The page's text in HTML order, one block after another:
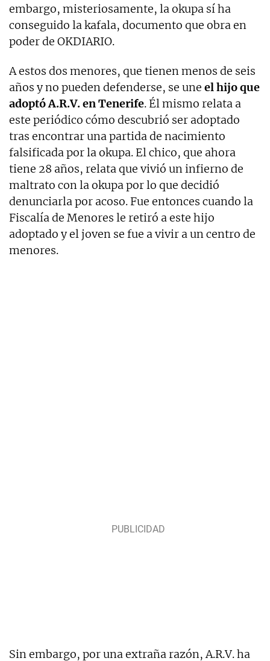
embargo, misteriosamente, la okupa sí ha
conseguido la kafala, documento que obra en
poder de OKDIARIO.
A estos dos menores, que tienen menos de seis
años y no pueden defenderse, se une el hijo que
adoptó A.R.V. en Tenerife. Él mismo relata a
este periódico cómo descubrió ser adoptado
tras encontrar una partida de nacimiento
falsificada por la okupa. El chico, que ahora
tiene 28 años, relata que vivió un infierno de
maltrato con la okupa por lo que decidió
denunciarla por acoso. Fue entonces cuando la
Fiscalía de Menores le retiró a este hijo
adoptado y el joven se fue a vivir a un centro de
menores.
Sin embargo, por una extraña razón, A.R.V. ha